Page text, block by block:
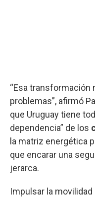
“Esa transformación
problemas”, afirmó
que Uruguay tiene
dependencia” de los
la matriz energética
que encarar una
jerarca.
Impulsar la